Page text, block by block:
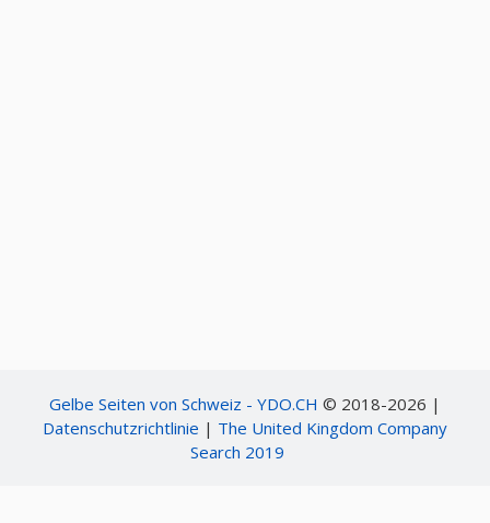
Gelbe Seiten von Schweiz - YDO.CH © 2018-2026 |
Datenschutzrichtlinie | The United Kingdom Company
Search 2019